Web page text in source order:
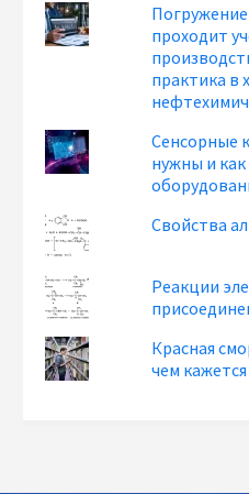
проходит
практика в
Сенсорные
нужны и как
Свойства
Реакции
Красная
чем кажется